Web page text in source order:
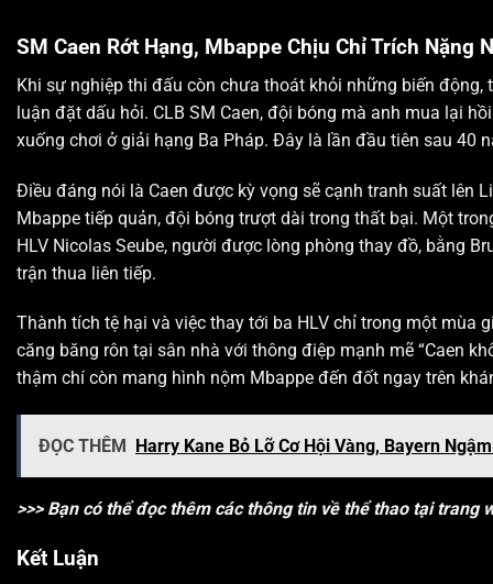
SM Caen Rớt Hạng, Mbappe Chịu Chỉ Trích Nặng
Khi sự nghiệp thi đấu còn chưa thoát khỏi những biến
luận đặt dấu hỏi. CLB SM Caen, đội bóng mà anh mua lại
xuống chơi ở giải hạng Ba Pháp. Đây là lần đầu tiên sau 40
Điều đáng nói là Caen được kỳ vọng sẽ cạnh tranh suất lên
Mbappe tiếp quản, đội bóng trượt dài trong thất bại. Một
HLV Nicolas Seube, người được lòng phòng thay đồ, bằng
trận thua liên tiếp.
Thành tích tệ hại và việc thay tới ba HLV chỉ trong một mùa
căng băng rôn tại sân nhà với thông điệp mạnh mẽ “Caen
thậm chí còn mang hình nộm Mbappe đến đốt ngay trên
ĐỌC THÊM Harry Kane Bỏ Lỡ Cơ Hội Vàng, Bayern
>>> Bạn có thể đọc thêm các thông tin về thể thao tại trang
Kết Luận